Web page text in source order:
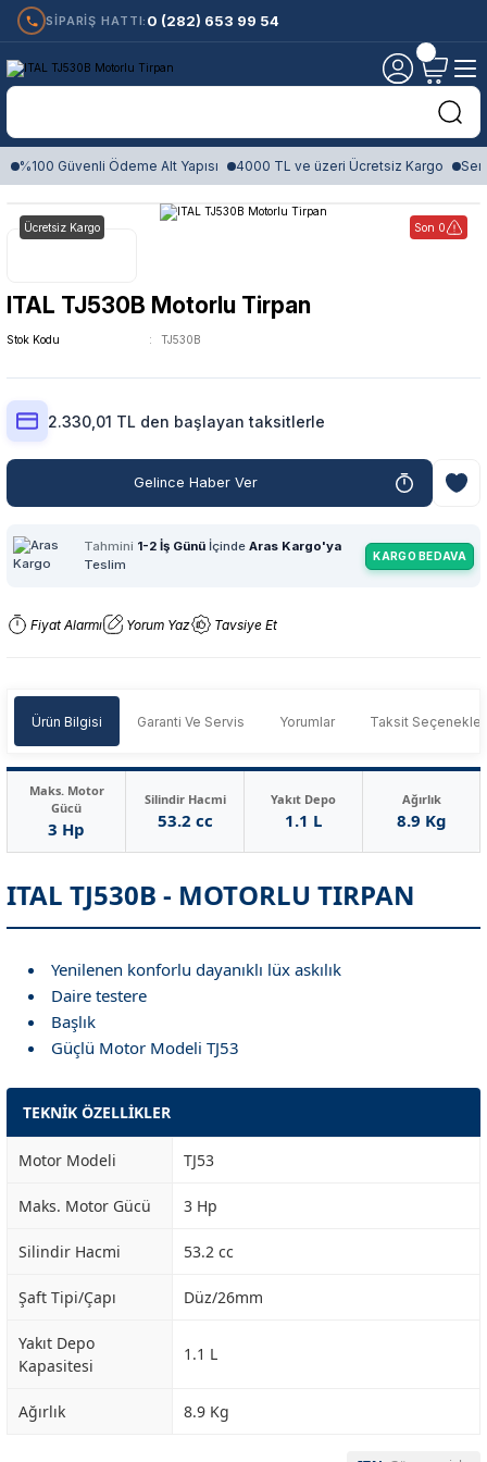
SİPARİŞ HATTI: 0 (282) 653 99 54
%100 Güvenli Ödeme Alt Yapısı 4000 TL ve üzeri Ücretsiz Kargo
Ücretsiz Kargo Son 0
ITAL TJ530B Motorlu Tirpan
Stok Kodu TJ530B
2.330,01 TL den başlayan taksitlerle
Gelince Haber Ver
Tahmini 1-2 İş Günü İçinde Aras Kargo'ya
Teslim
KARGO BEDAVA
Fiyat Alarmı Yorum Yaz Tavsiye Et
Ürün Bilgisi Garanti Ve Servis Yorumlar Taksit
Maks. Motor
Gücü
3 Hp
Silindir Hacmi
53.2 cc
Yakıt Depo
1.1 L
Ağırlık
8.9 Kg
ITAL TJ530B - MOTORLU TIRPAN
Yenilenen konforlu dayanıklı lüx askılık
Daire testere
Başlık
Güçlü Motor Modeli TJ53
TEKNİK ÖZELLİKLER
Motor Modeli TJ53
Maks. Motor Gücü 3 Hp
Silindir Hacmi 53.2 cc
Şaft Tipi/Çapı Düz/26mm
Yakıt Depo
Kapasitesi
1.1 L
Ağırlık 8.9 Kg